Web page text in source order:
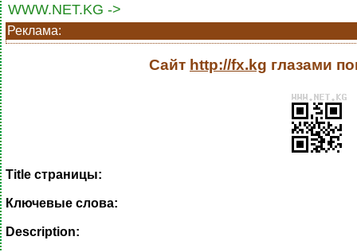
WWW.NET.KG ->
Реклама:
Сайт http://fx.kg глазами
Title страницы:
Ключевые слова:
Description: